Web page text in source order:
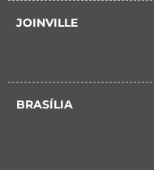
JOINVILLE
BRASÍLIA